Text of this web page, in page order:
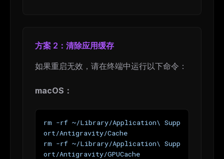
方案 2：清除应用缓存
如果重启无效，请在终端中运行以下命令：
macOS：
rm -rf ~/Library/Application\ Supp
ort/Antigravity/Cache
rm -rf ~/Library/Application\ Supp
ort/Antigravity/GPUCache